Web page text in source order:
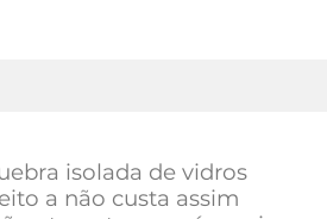
isolada de vidros
a não custa assim